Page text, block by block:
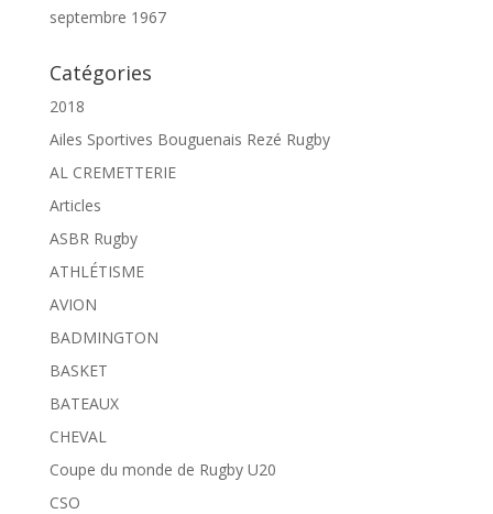
septembre 1967
Catégories
2018
Ailes Sportives Bouguenais Rezé Rugby
AL CREMETTERIE
Articles
ASBR Rugby
ATHLÉTISME
AVION
BADMINGTON
BASKET
BATEAUX
CHEVAL
Coupe du monde de Rugby U20
CSO